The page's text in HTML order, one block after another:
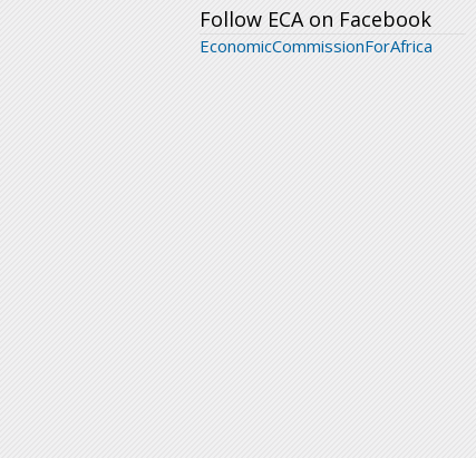
Follow ECA on Facebook
EconomicCommissionForAfrica